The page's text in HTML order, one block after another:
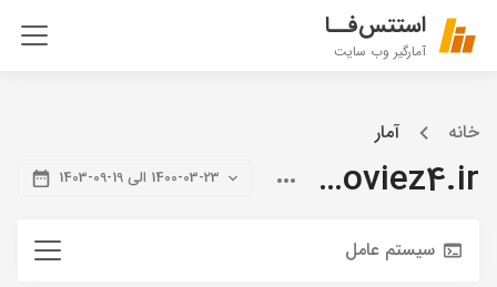
استتس‌فــا
آمارگیر وب سایت
خانه آمار
citymoviez4.ir 1400-03-23 الی 19-09-1403
سیستم عامل